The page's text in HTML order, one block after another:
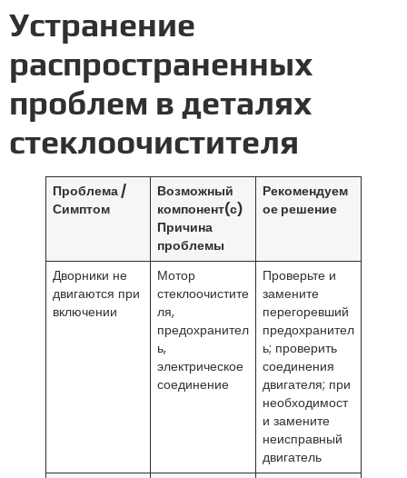
Устранение
распространенных
проблем в деталях
стеклоочистителя
Проблема /
Симптом
Возможный
компонент(с)
Причина
проблемы
Рекомендуем
ое решение
Дворники не
двигаются при
включении
Мотор
стеклоочистите
ля,
предохранител
ь,
электрическое
соединение
Проверьте и
замените
перегоревший
предохранител
ь; проверить
соединения
двигателя; при
необходимост
и замените
неисправный
двигатель